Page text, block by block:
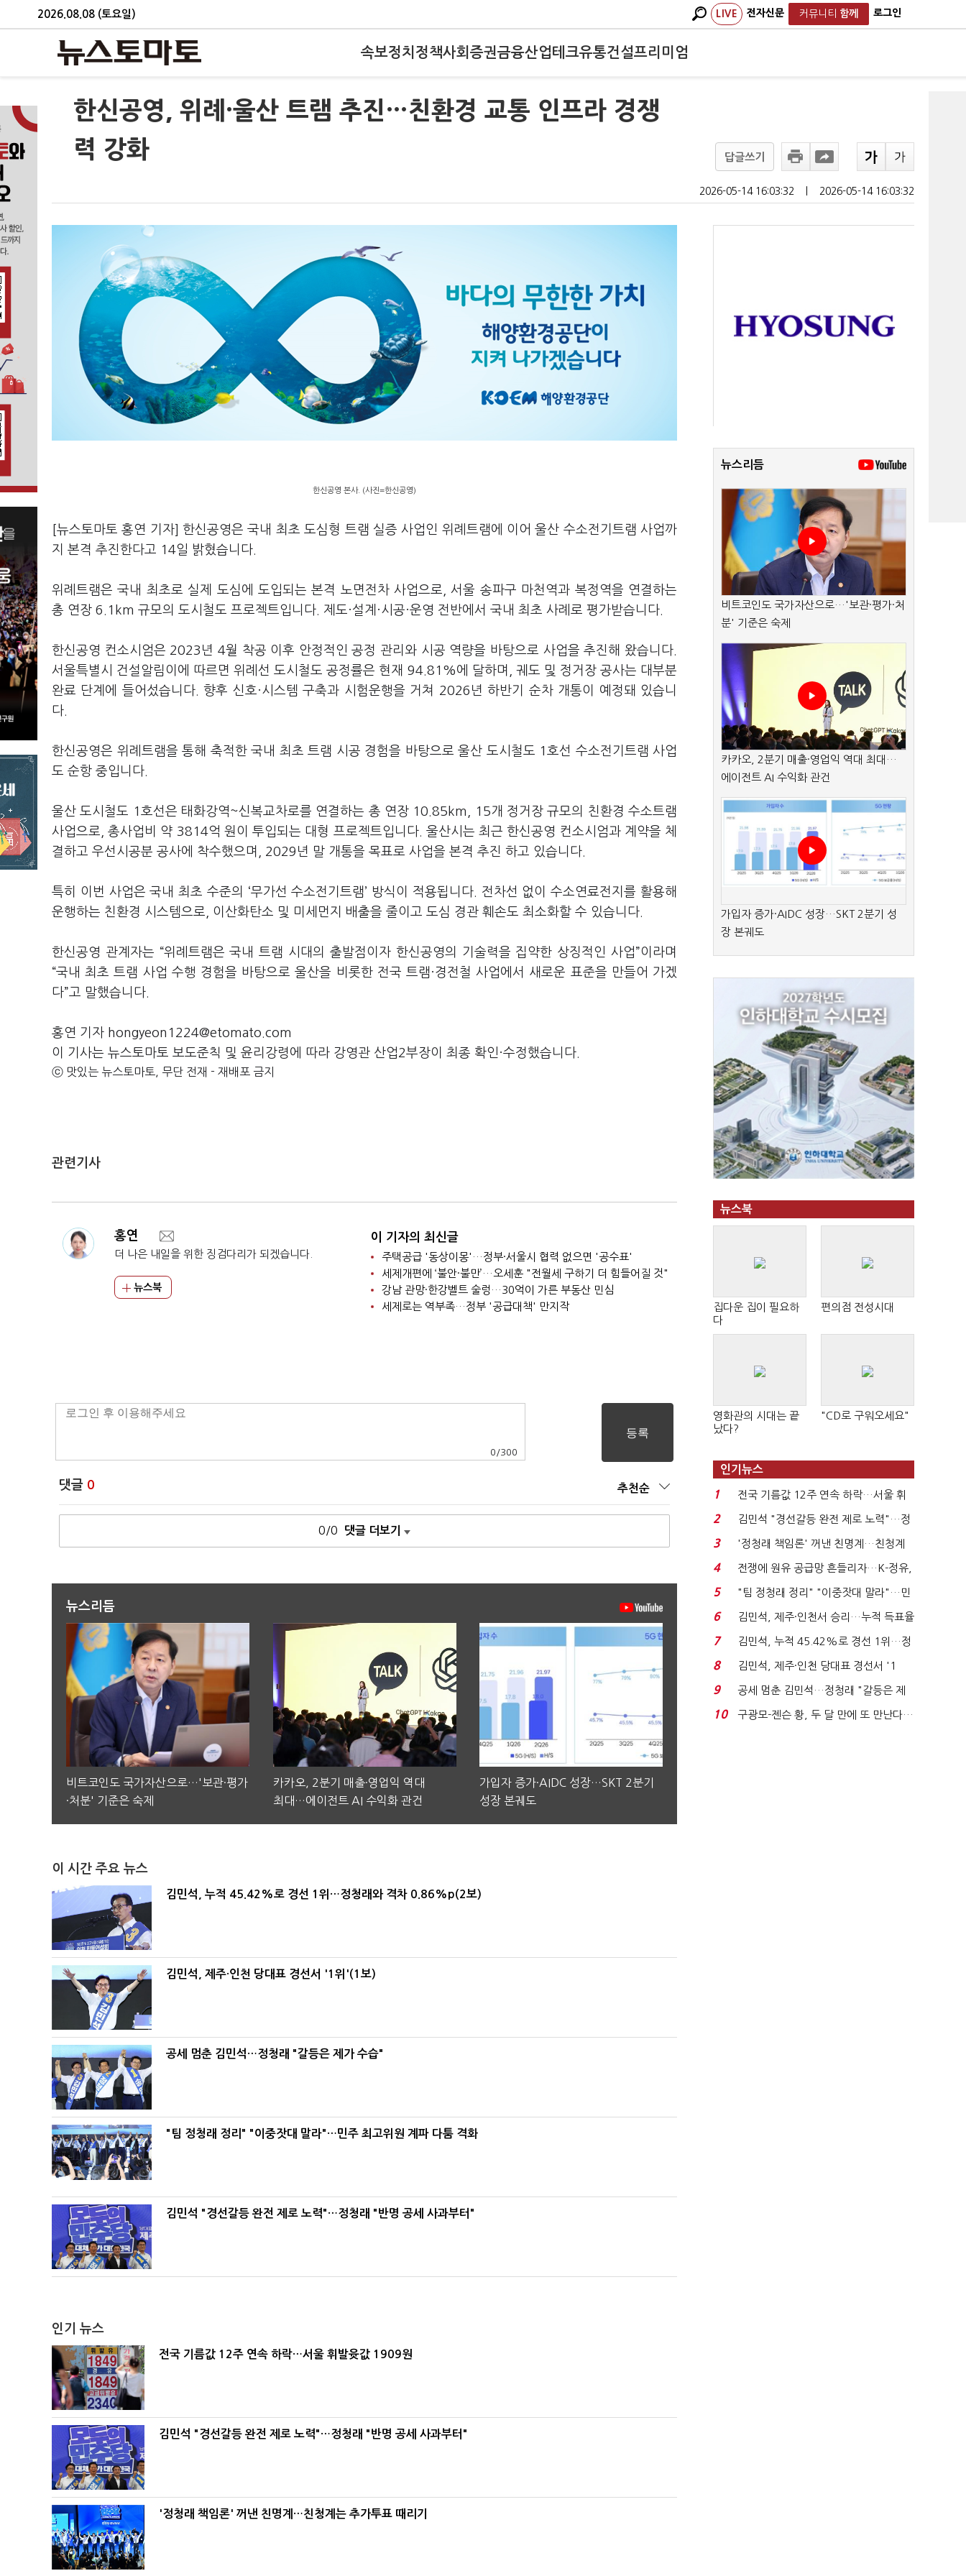
2026.08.08 (토요일) LIVE 전자신문 커뮤니티 함께 로그인
속보정치 정책사회 증권금융산업테크유통건설프리미엄
한신공영, 위례·울산 트램 추진…친환경 교통 인프라 경쟁
력 강화
답글쓰기
2026-05-14 16:03:32 2026-05-14 16:03:32
한신공영 본사. (사진=한신공영)
[뉴스토마토 홍연 기자] 한신공영은 국내 최초 도심형 트램 실증 사업인 위례트램에 이어 울산 수소전기트램 사업까
지 본격 추진한다고 14일 밝혔습니다.
위례트램은 국내 최초로 실제 도심에 도입되는 본격 노면전차 사업으로, 서울 송파구 마천역과 복정역을 연결하는
총 연장 6.1km 규모의 도시철도 프로젝트입니다. 제도·설계·시공·운영 전반에서 국내 최초 사례로 평가받습니다.
한신공영 컨소시엄은 2023년 4월 착공 이후 안정적인 공정 관리와 시공 역량을 바탕으로 사업을 추진해 왔습니다.
서울특별시 건설알림이에 따르면 위례선 도시철도 공정률은 현재 94.81%에 달하며, 궤도 및 정거장 공사는 대부분
완료 단계에 들어섰습니다. 향후 신호·시스템 구축과 시험운행을 거쳐 2026년 하반기 순차 개통이 예정돼 있습니
다.
한신공영은 위례트램을 통해 축적한 국내 최초 트램 시공 경험을 바탕으로 울산 도시철도 1호선 수소전기트램 사업
도 순항 중입니다.
울산 도시철도 1호선은 태화강역~신복교차로를 연결하는 총 연장 10.85km, 15개 정거장 규모의 친환경 수소트램
사업으로, 총사업비 약 3814억 원이 투입되는 대형 프로젝트입니다. 울산시는 최근 한신공영 컨소시엄과 계약을 체
결하고 우선시공분 공사에 착수했으며, 2029년 말 개통을 목표로 사업을 본격 추진 하고 있습니다.
특히 이번 사업은 국내 최초 수준의 ‘무가선 수소전기트램’ 방식이 적용됩니다. 전차선 없이 수소연료전지를 활용해
운행하는 친환경 시스템으로, 이산화탄소 및 미세먼지 배출을 줄이고 도심 경관 훼손도 최소화할 수 있습니다.
한신공영 관계자는 “위례트램은 국내 트램 시대의 출발점이자 한신공영의 기술력을 집약한 상징적인 사업”이라며
“국내 최초 트램 사업 수행 경험을 바탕으로 울산을 비롯한 전국 트램·경전철 사업에서 새로운 표준을 만들어 가겠
다”고 말했습니다.
홍연 기자 hongyeon1224@etomato.com
이 기사는 뉴스토마토 보도준칙 및 윤리강령에 따라 강영관 산업2부장이 최종 확인·수정했습니다.
ⓒ 맛있는 뉴스토마토, 무단 전재 - 재배포 금지
관련기사
홍연
더 나은 내일을 위한 징검다리가 되겠습니다.
뉴스북
이 기자의 최신글
주택공급 '동상이몽'…정부·서울시 협력 없으면 '공수표'
세제개편에 ‘불안·불만’…오세훈 "전월세 구하기 더 힘들어질 것"
강남 관망·한강벨트 술렁…30억이 가른 부동산 민심
세제로는 역부족…정부 '공급대책' 만지작
0 /300
댓글 0 추천순
0/0 댓글 더보기
뉴스리듬
비트코인도 국가자산으로…'보관·평가
·처분' 기준은 숙제
카카오, 2분기 매출·영업익 역대
최대…에이전트 AI 수익화 관건
가입자 증가·AIDC 성장…SKT 2분기
성장 본궤도
이 시간 주요 뉴스
김민석, 누적 45.42%로 경선 1위…정청래와 격차 0.86%p(2보)
김민석, 제주·인천 당대표 경선서 '1위'(1보)
공세 멈춘 김민석…정청래 "갈등은 제가 수습"
"팀 정청래 정리" "이중잣대 말라"…민주 최고위원 계파 다툼 격화
김민석 "경선갈등 완전 제로 노력"…정청래 "반명 공세 사과부터"
인기 뉴스
전국 기름값 12주 연속 하락…서울 휘발윳값 1909원
김민석 "경선갈등 완전 제로 노력"…정청래 "반명 공세 사과부터"
'정청래 책임론' 꺼낸 친명계…친청계는 추가투표 때리기
뉴스리듬
비트코인도 국가자산으로…'보관·평가·처
분' 기준은 숙제
카카오, 2분기 매출·영업익 역대 최대…
에이전트 AI 수익화 관건
가입자 증가·AIDC 성장…SKT 2분기 성
장 본궤도
뉴스북
집다운 집이 필요하
다
편의점 전성시대
영화관의 시대는 끝
났다?
"CD로 구워오세요"
인기뉴스
1
전국 기름값 12주 연속 하락…서울 휘
발윳값 1909원...
2
김민석 "경선갈등 완전 제로 노력"…정
청래 "반명 공세 사...
3
'정청래 책임론' 꺼낸 친명계…친청계
는 추가투표 때리기...
4
전쟁에 원유 공급망 흔들리자…K-정유,
에너지안보 핵심...
5
"팀 정청래 정리" "이중잣대 말라"…민
주 최고위원 계파 다...
6
김민석, 제주·인천서 승리…누적 득표율
'1위 탈환'(종합)...
7
김민석, 누적 45.42%로 경선 1위…정
청래와 격차 0.86%p(...
8
김민석, 제주·인천 당대표 경선서 '1
위'(1보)...
9
공세 멈춘 김민석…정청래 "갈등은 제
가 수습"
10
구광모-젠슨 황, 두 달 만에 또 만난다…